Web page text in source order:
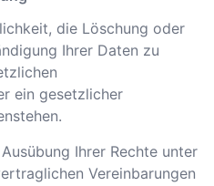
die Löschung oder
Ihrer Daten zu
ein gesetzlicher
Ihrer Rechte unter
Vereinbarungen